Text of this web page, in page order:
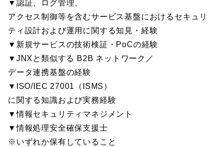
▼認証、ログ管理、
アクセス制御等を含むサービス基盤におけるセキュリ
ティ設計および運用に関する知見・経験
▼新規サービスの技術検証・PoCの経験
▼JNXと類似する B2B ネットワーク／
データ連携基盤の経験
▼ISO/IEC 27001（ISMS）
に関する知識および実務経験
▼情報セキュリティマネジメント
▼情報処理安全確保支援士
※いずれか保有していること